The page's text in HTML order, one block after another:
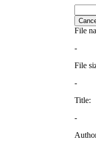
File
-
File
-
Title:
-